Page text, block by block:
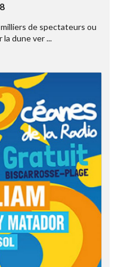
de spectateurs ou
dune ver ...